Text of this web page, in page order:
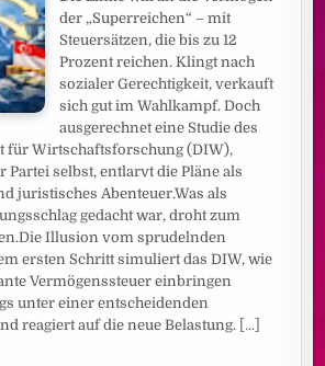
der „Superreichen“ – mit
Steuersätzen, die bis zu 12
Prozent reichen. Klingt nach
sozialer Gerechtigkeit, verkauft
sich gut im Wahlkampf. Doch
ausgerechnet eine Studie des
für Wirtschaftsforschung (DIW),
Partei selbst, entlarvt die Pläne als
juristisches Abenteuer.Was als
gedacht war, droht zum
Illusion vom sprudelnden
ersten Schritt simuliert das DIW, wie
Vermögenssteuer einbringen
unter einer entscheidenden
reagiert auf die neue Belastung. [...]